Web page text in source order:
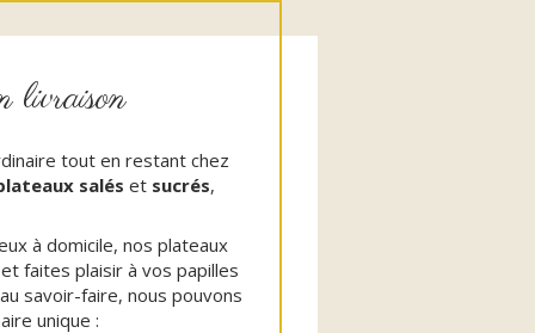
livraison
tout en restant chez
salés et sucrés,
à domicile, nos plateaux
faites plaisir à vos papilles
savoir-faire, nous pouvons
unique :